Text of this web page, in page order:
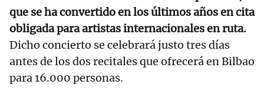
que se ha convertido en los últimos años en cita
obligada para artistas internacionales en ruta.
Dicho concierto se celebrará justo tres días
antes de los dos recitales que ofrecerá en Bilbao
para 16.000 personas.